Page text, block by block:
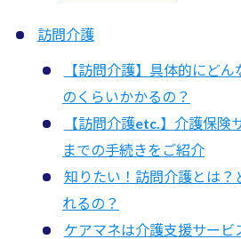
訪問介護
【訪問介護】具体的にど
のくらいかかるの？
【訪問介護etc.】介護保険
までの手続きをご紹介
知りたい！訪問介護とは？
れるの？
ケアマネは介護支援サービ